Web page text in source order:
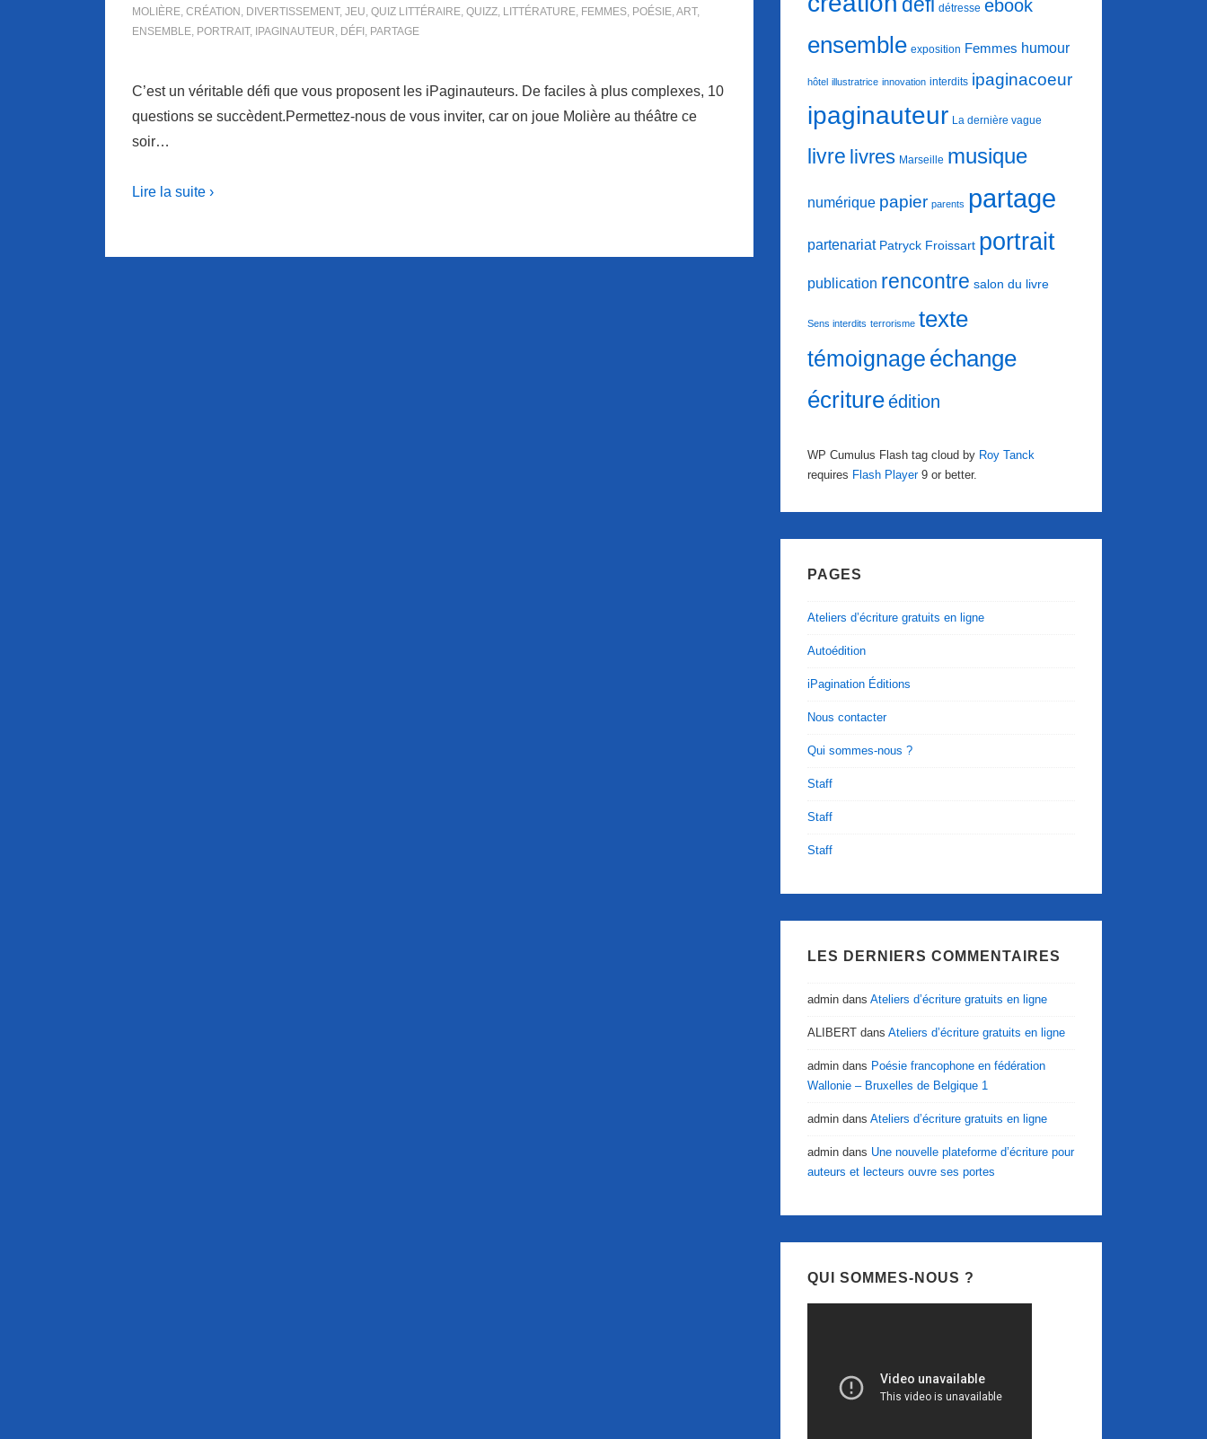
MOLIÈRE, CRÉATION , DIVERTISSEMENT, JEU, QUIZ LITTÉRAIRE, QUIZZ, LITTÉRATURE, FEMMES, POÉSIE,ART,
ENSEMBLE, PORTRAIT, IPAGINAUTEUR, DÉFI , PARTAGE
C’est un véritable défi que vous proposent les iPaginauteurs. De faciles à plus complexes, 10
questions se succèdent.Permettez-nous de vous inviter, car on joue Molière au théâtre ce
soir…
Lire la suite ›
défi détresse ebook
ensemble exposition Femmes humour
hôtel illustratrice innovation interdits ipaginacoeur
ipaginauteur La dernière vague
livre livres Marseille musique
numérique papier parents partage
partenariat Patryck Froissart portrait
publication rencontre salon du livre
Sens interdits terrorisme texte
témoignage échange
écritureédition
WP Cumulus Flash tag cloud by Roy Tanck
requires Flash Player9 or better.
PAGES
Ateliers d’écriture gratuits en ligne
Autoédition
iPagination Éditions
Nous contacter
Qui sommes-nous ?
Staff
Staff
Staff
LES DERNIERS COMMENTAIRES
admin dansAteliers d’écriture gratuits en ligne
ALIBERT dansAteliers d’écriture gratuits en ligne
admin dans Poésie francophone en fédération
Wallonie – Bruxelles de Belgique 1
admin dansAteliers d’écriture gratuits en ligne
admin dans Une nouvelle plateforme d’écriture pour
auteurs et lecteurs ouvre ses portes
QUI SOMMES-NOUS ?